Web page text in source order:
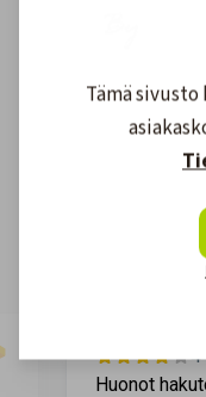
4
Huonot
Tämä